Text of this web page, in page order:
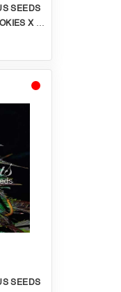
SEEDS
X DEATH STAR
SEEDS